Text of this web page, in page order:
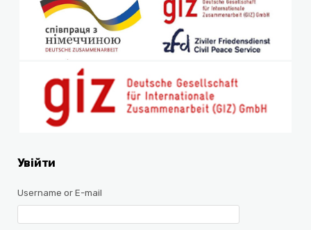
Увійти
Username or E-mail